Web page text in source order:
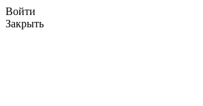
Войти
Закрыть